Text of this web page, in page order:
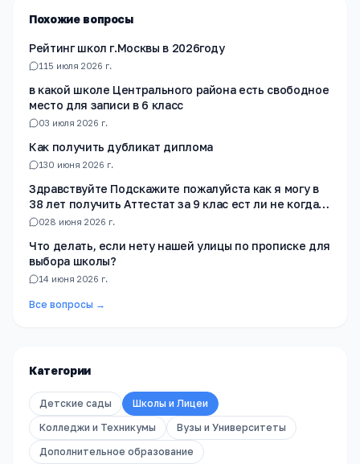
Похожие вопросы
Рейтинг школ г.Москвы в 2026году
1 15 июля 2026 г.
в какой школе Центрального района есть свободное
место для записи в 6 класс
03 июля 2026 г.
Как получить дубликат диплома
130 июня 2026 г.
Здравствуйте Подскажите пожалуйста как я могу в
38 лет получить Аттестат за 9 клас ест ли не когда
не училась в школе
028 июня 2026 г.
Что делать, если нету нашей улицы по прописке для
выбора школы?
14 июня 2026 г.
Все вопросы →
Категории
Детские сады
Школы и Лицеи
Колледжи и Техникумы
Вузы и Университеты
Дополнительное образование